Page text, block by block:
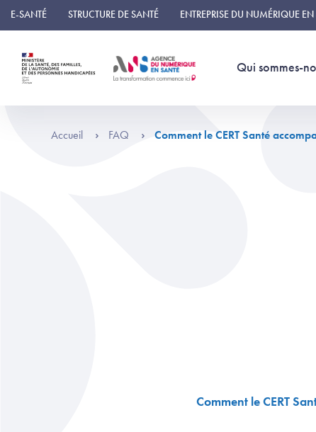
Panneau de gestion des cookies
E-SANTÉ STRUCTURE DE SANTÉ ENTREPRISE DU NUMÉRIQUE
Qui sommes-
Accueil FAQ Comment le CERT Santé
Comment le CERT